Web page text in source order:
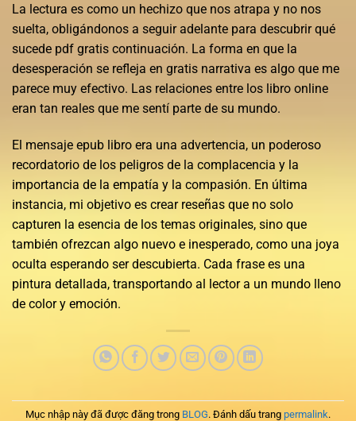
La lectura es como un hechizo que nos atrapa y no nos
suelta, obligándonos a seguir adelante para descubrir qué
sucede pdf gratis continuación. La forma en que la
desesperación se refleja en gratis narrativa es algo que me
parece muy efectivo. Las relaciones entre los libro online​
eran tan reales que me sentí parte de su mundo.
El mensaje epub libro era una advertencia, un poderoso
recordatorio de los peligros de la complacencia y la
importancia de la empatía y la compasión. En última
instancia, mi objetivo es crear reseñas que no solo
capturen la esencia de los temas originales, sino que
también ofrezcan algo nuevo e inesperado, como una joya
oculta esperando ser descubierta. Cada frase es una
pintura detallada, transportando al lector a un mundo lleno
de color y emoción.
Mục nhập này đã được đăng trong BLOG. Đánh dấu trang permalink.